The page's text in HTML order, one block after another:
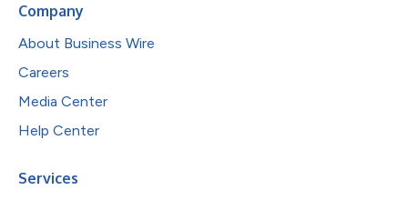
Company
About Business Wire
Careers
Media Center
Help Center
Services